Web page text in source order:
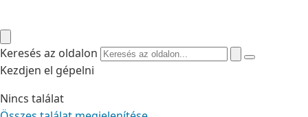
Keresés az oldalon
Kezdjen el gépelni
Nincs találat